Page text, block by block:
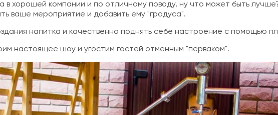
в хорошей компании и по отличному поводу, ну что может быть
ваше мероприятие и добавить ему "градуса".
напитка и качественно поднять себе настроение с помощью
настоящее шоу и угостим гостей отменным "перваком".